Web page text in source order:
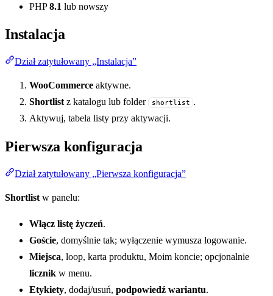
PHP8.1 lub nowszy
Instalacja
Dział zatytułowany „Instalacja”
WooCommerce aktywne.
Shortlist z katalogu lub folder shortlist .
Aktywuj, tabela listy przy aktywacji.
Pierwsza konfiguracja
Dział zatytułowany „Pierwsza konfiguracja”
Shortlist w panelu:
Włącz listę życzeń.
Goście, domyślnie tak; wyłączenie wymusza logowanie.
Miejsca, loop, karta produktu, Moim koncie; opcjonalnie
licznik w menu.
Etykiety, dodaj/usuń, podpowiedź wariantu.